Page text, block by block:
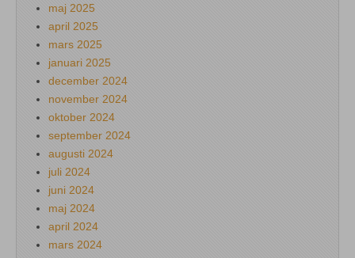
maj 2025
april 2025
mars 2025
januari 2025
december 2024
november 2024
oktober 2024
september 2024
augusti 2024
juli 2024
juni 2024
maj 2024
april 2024
mars 2024